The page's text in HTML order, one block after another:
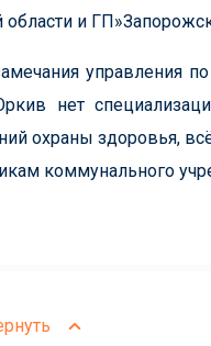
и
управления
нет
охраны здоровья,
коммунального